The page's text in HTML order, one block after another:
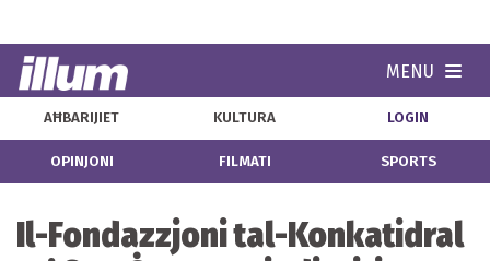
MENU
AĦBARIJIET KULTURA LOGIN
OPINJONI FILMATI SPORTS
Il-Fondazzjoni tal-Konkatidral